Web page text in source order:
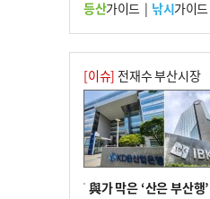
10 국힘 부산시당, ‘정이
위에…‘한동훈 지지’
등산가이드| 낚시가이드
[이슈] 전재수 부산시장